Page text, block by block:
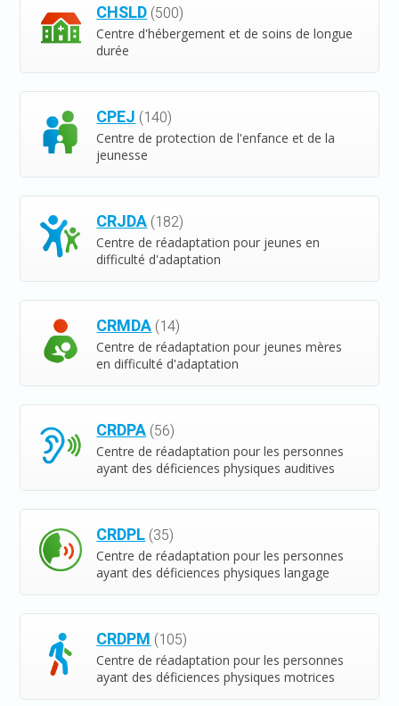
CHSLD(500)
Centre d'hébergement et de soins de longue
durée
CPEJ(140)
Centre de protection de l'enfance et de la
jeunesse
CRJDA(182)
Centre de réadaptation pour jeunes en
difficulté d'adaptation
CRMDA(14)
Centre de réadaptation pour jeunes mères
en difficulté d'adaptation
CRDPA(56)
Centre de réadaptation pour les personnes
ayant des déficiences physiques auditives
CRDPL(35)
Centre de réadaptation pour les personnes
ayant des déficiences physiques langage
CRDPM(105)
Centre de réadaptation pour les personnes
ayant des déficiences physiques motrices